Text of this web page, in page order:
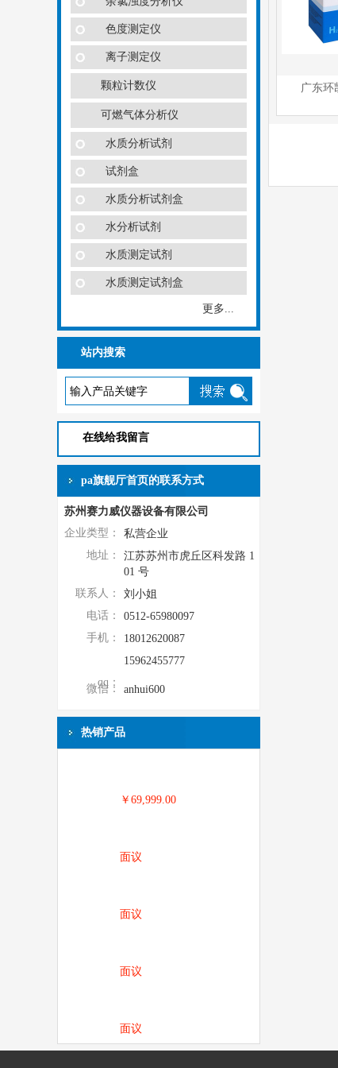
广东环
色度测定仪
离子测定仪
颗粒计数仪
可燃气体分析仪
水质分析试剂
试剂盒
水质分析试剂盒
水分析试剂
水质测定试剂
水质测定试剂盒
更多...
站内搜索
在线给我留言
pa旗舰厅首页的联系方式
苏州赛力威仪器设备有限公司
企业类型：
私营企业
地址：
江苏苏州市虎丘区科发路 1
01 号
联系人：
刘小姐
电话：
0512-65980097
手机：
18012620087
15962455777
qq：
微信： anhui600
热销产品
￥69,999.00
面议
面议
面议
面议